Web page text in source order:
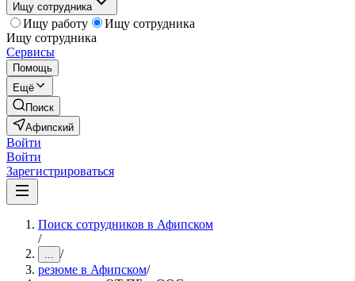
Ищу сотрудника
Ищу работу
Ищу сотрудника
Ищу сотрудника
Сервисы
Помощь
Ещё
Поиск
Афипский
Войти
Войти
Зарегистрироваться
Поиск сотрудников в Афипском
/
... /
резюме в Афипском/